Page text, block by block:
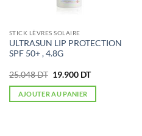
STICK LÈVRES SOLAIRE
ULTRASUN LIP PROTECTION
SPF 50+ , 4.8G
25.048DT Le
initial
était :
19.900 DTLe
actuel
AJOUTER AU PANIER